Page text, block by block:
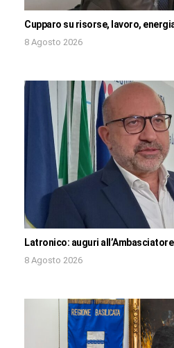
Cupparo su risorse, lavoro,
8 Agosto 2026
Latronico: auguri
8 Agosto 2026